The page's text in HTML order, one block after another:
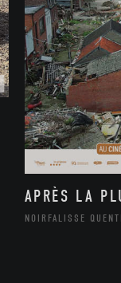
APRÈS LA
NOIRFALISSE